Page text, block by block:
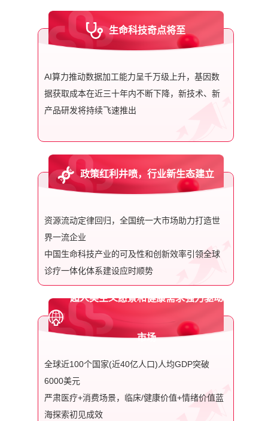
生命科技奇点将至
AI算力推动数据加工能力呈千万级上升，基因数
据获取成本在近三十年内不断下降，新技术、新
产品研发将持续飞速推出
政策红利井喷，行业新生态建立
资源流动定律回归，全国统一大市场助力打造世
界一流企业
中国生命科技产业的可及性和创新效率引领全球
诊疗一体化体系建设应时顺势
超人类主义愿景和健康需求强力驱动
市场
全球近100个国家(近40亿人口)人均GDP突破
6000美元
严肃医疗+消费场景，临床/健康价值+情绪价值蓝
海探索初见成效